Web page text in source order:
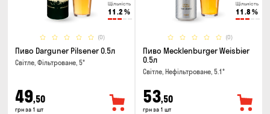
Щільність
11.2 %
(0)
Пиво Darguner Pilsener 0.5л
Світле, Фільтроване, 5°
49,50
грн за 1 шт
Щільність
11.8 %
(0)
Пиво Mecklenburger Weisbier
0.5л
Світле, Нефільтроване, 5.1°
53,50
грн за 1 шт